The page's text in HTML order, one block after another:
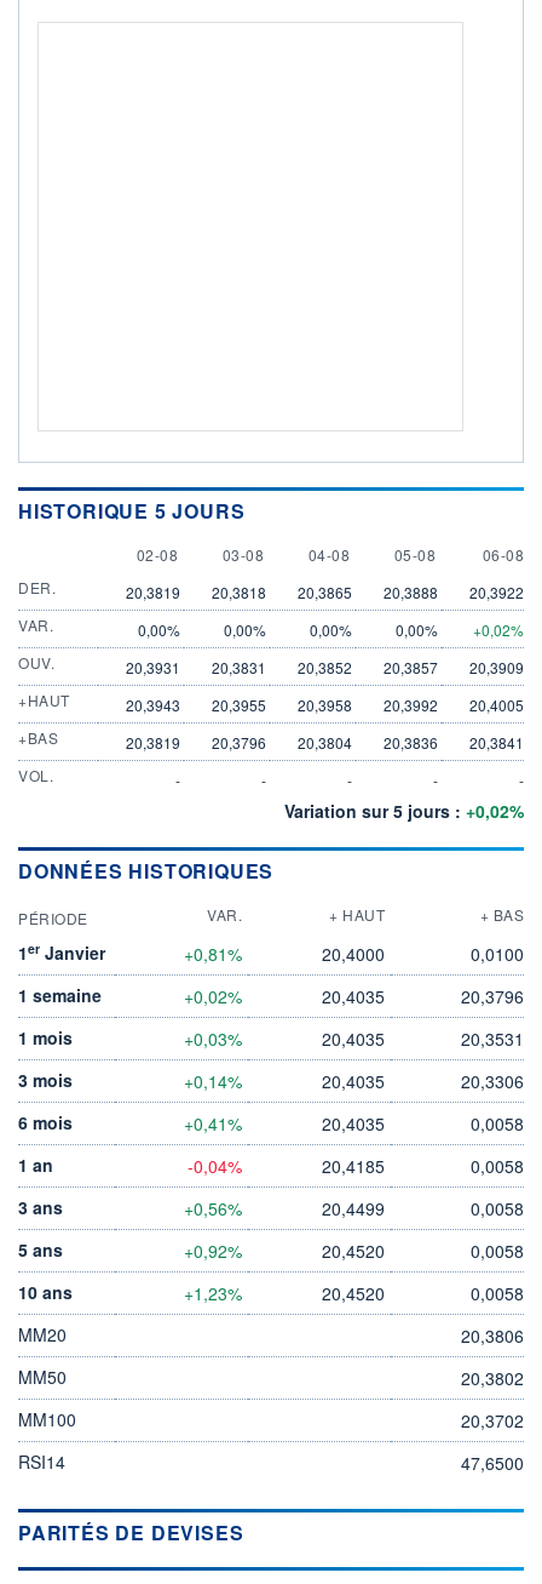
COTATION SPÉCIFIQUE
HISTORIQUE 5 JOURS
2 AUGUST
02-08 3 AUGUST
03-08 4 AUGUST
04-08 5 AUGUST
05-08 6
06-08
DER.
20,3819 20,3818 20,3865 20,3888
20,3922
VAR.
0,00% 0,00% 0,00% 0,00%
+0,02%
OUV.
20,3931 20,3831 20,3852 20,3857
20,3909
+HAUT
20,3943 20,3955 20,3958 20,3992
20,4005
+BAS
20,3819 20,3796 20,3804 20,3836
20,3841
VOL.
- - - - -
Variation sur 5 jours : +0,02%
DONNÉES HISTORIQUES
PÉRIODE VAR. + HAUT + BAS
1er Janvier +0,81% 20,4000
0,0100
1 semaine
+0,02% 20,4035
20,3796
1 mois
+0,03% 20,4035
20,3531
3 mois
+0,14% 20,4035
20,3306
6 mois
+0,41% 20,4035
0,0058
1 an
-0,04% 20,4185
0,0058
3 ans
+0,56% 20,4499
0,0058
5 ans
+0,92% 20,4520
0,0058
10 ans
+1,23% 20,4520
0,0058
MM20
20,3806
MM50
20,3802
MM100
20,3702
RSI14
47,6500
PARITÉS DE DEVISES